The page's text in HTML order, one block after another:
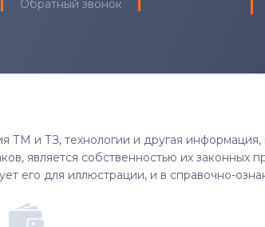
Обратный звонок
ТМ и ТЗ, технологии и другая информация,
является собственностью их законных
его для иллюстрации, и в справочно-